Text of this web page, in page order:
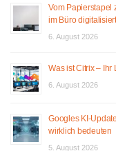
Vom Papierstapel
im Büro
6. August 2026
Was ist Citrix – Ihr
6. August 2026
Googles KI-
wirklich bedeuten
5. August 2026